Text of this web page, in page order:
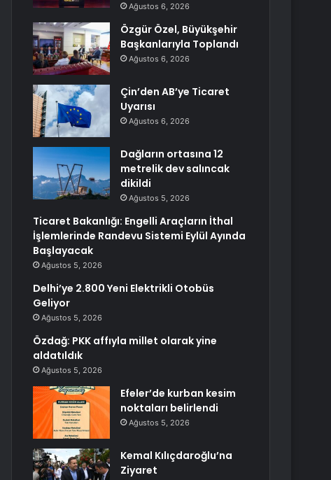
Ağustos 6, 2026
Özgür Özel, Büyükşehir
Başkanlarıyla Toplandı
Ağustos 6, 2026
Çin’den AB’ye Ticaret
Uyarısı
Ağustos 6, 2026
Dağların ortasına 12
metrelik dev salıncak
dikildi
Ağustos 5, 2026
Ticaret Bakanlığı: Engelli Araçların İthal
İşlemlerinde Randevu Sistemi Eylül Ayında
Başlayacak
Ağustos 5, 2026
Delhi’ye 2.800 Yeni Elektrikli Otobüs
Geliyor
Ağustos 5, 2026
Özdağ: PKK affıyla millet olarak yine
aldatıldık
Ağustos 5, 2026
Efeler’de kurban kesim
noktaları belirlendi
Ağustos 5, 2026
Kemal Kılıçdaroğlu’na
Ziyaret